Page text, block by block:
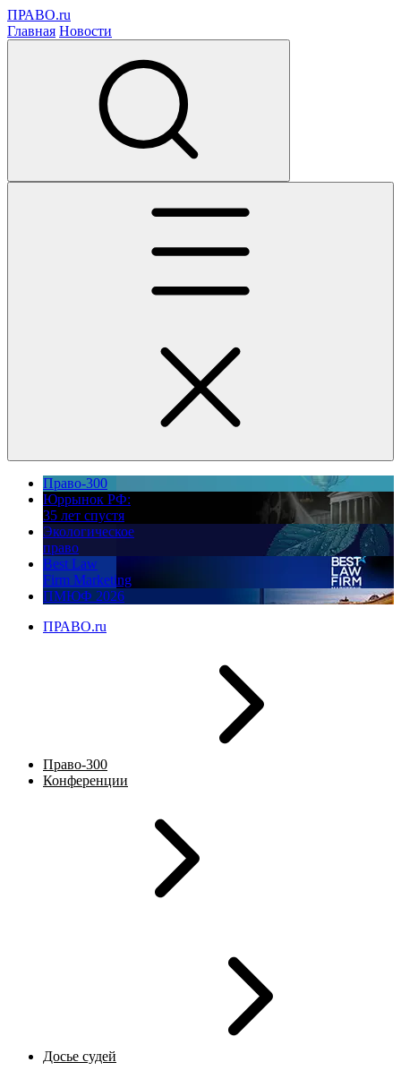
ПРАВО.ru
Главная Новости
Право-300
Юррынок РФ:
35 лет спустя
Экологическое
право
Best Law
Firm Marketing
ПМЮФ 2026
ПРАВО.ru
Право-300
Конференции
Досье судей